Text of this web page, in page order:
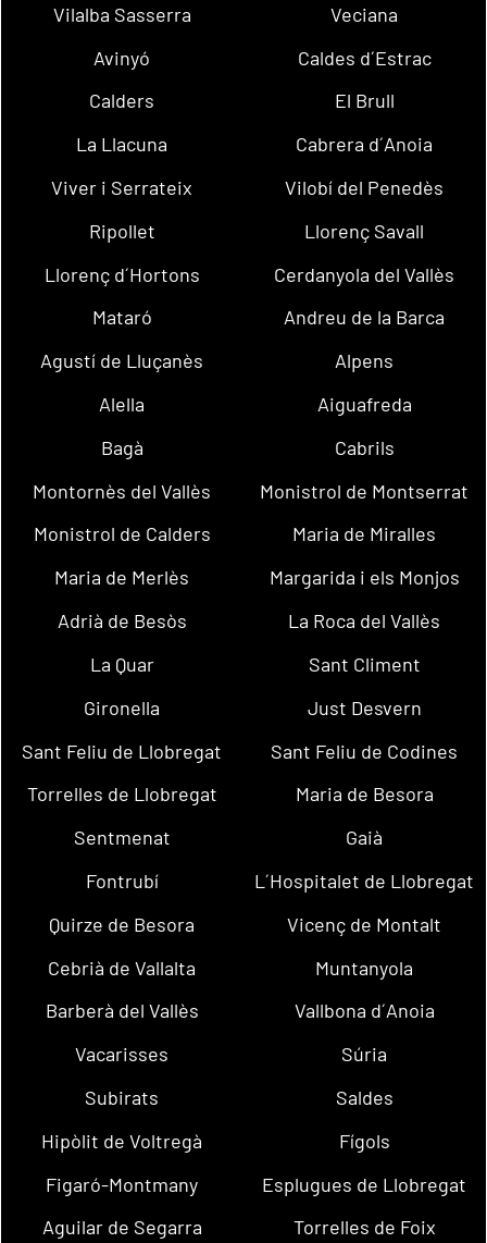
Vilalba Sasserra
Veciana
Avinyó
Caldes d´Estrac
Calders
El Brull
La Llacuna
Cabrera d´Anoia
Viver i Serrateix
Vilobí del Penedès
Ripollet
Llorenç Savall
Llorenç d´Hortons
Cerdanyola del Vallès
Mataró
Andreu de la Barca
Agustí de Lluçanès
Alpens
Alella
Aiguafreda
Bagà
Cabrils
Montornès del Vallès
Monistrol de Montserrat
Monistrol de Calders
Maria de Miralles
Maria de Merlès
Margarida i els Monjos
Adrià de Besòs
La Roca del Vallès
La Quar
Sant Climent
Gironella
Just Desvern
Sant Feliu de Llobregat
Sant Feliu de Codines
Torrelles de Llobregat
Maria de Besora
Sentmenat
Gaià
Fontrubí
L´Hospitalet de Llobregat
Quirze de Besora
Vicenç de Montalt
Cebrià de Vallalta
Muntanyola
Barberà del Vallès
Vallbona d´Anoia
Vacarisses
Súria
Subirats
Saldes
Hipòlit de Voltregà
Fígols
Figaró-Montmany
Esplugues de Llobregat
Aguilar de Segarra
Torrelles de Foix